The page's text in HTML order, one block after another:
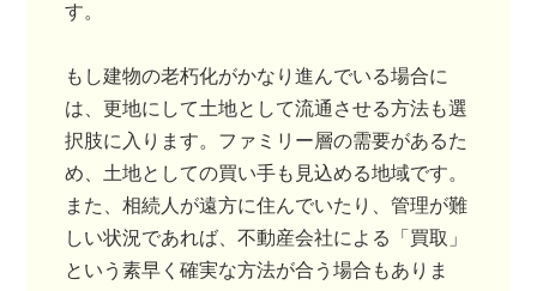
す。
もし建物の老朽化がかなり進んでいる場合に
は、更地にして土地として流通させる方法も選
択肢に入ります。ファミリー層の需要があるた
め、土地としての買い手も見込める地域です。
また、相続人が遠方に住んでいたり、管理が難
しい状況であれば、不動産会社による「買取」
という素早く確実な方法が合う場合もありま